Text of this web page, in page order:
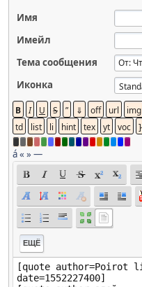
Имя
Имейл
Тема сообщения
Иконка
á« »—
ЕЩЁ